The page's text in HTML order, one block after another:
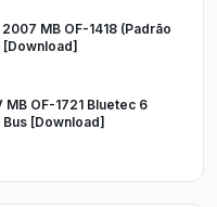
MB OF-1418 (Padrão
[Download]
OF-1721 Bluetec 6
[Download]